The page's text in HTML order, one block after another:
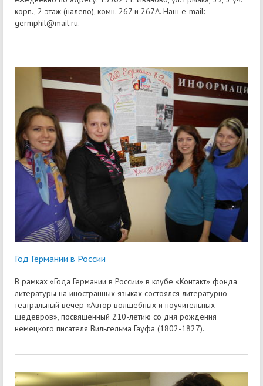
корп., 2 этаж (налево), комн. 267 и 267А. Наш e-mail:
germphil@mail.ru.
Год Германии в России
В рамках «Года Германии в России» в клубе «Контакт» фонда
литературы на иностранных языках состоялся литературно-
театральный вечер «Автор волшебных и поучительных
шедевров», посвящённый 210-летию со дня рождения
немецкого писателя Вильгельма Гауфа (1802-1827).